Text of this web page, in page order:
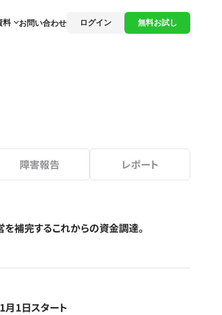
料 お問い合わせ ログイン 無料お試し
障害報告 レポート
補完するこれからの資金調達。
月1日スタート